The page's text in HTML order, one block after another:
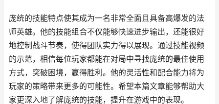
庞统的技能特点使其成为一名非常全面且具备高爆发的法
师英雄。他的技能组合不仅能够快速进步输出，还能很好
地控制战斗节奏，使得团队实力得以展现。通过技能视频
的示范，相信每位玩家都能在对局中寻找庞统的最佳使用
方式，突破困境，赢得胜利。他的灵活性和配合能力将为
玩家的策略带来更多的可能性。希望本篇文章能够帮助大
家更深入地了解庞统的技能，提升在游戏中的表现。